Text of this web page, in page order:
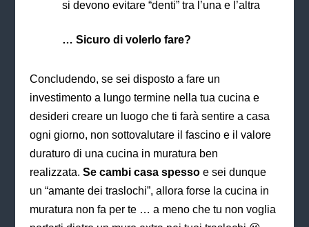
si devono evitare “denti” tra l’una e l’altra
… Sicuro di volerlo fare?
Concludendo, se sei disposto a fare un
investimento a lungo termine nella tua cucina e
desideri creare un luogo che ti farà sentire a casa
ogni giorno, non sottovalutare il fascino e il valore
duraturo di una cucina in muratura ben
realizzata. Se cambi casa spessoe sei dunque
un “amante dei traslochi”, allora forse la cucina in
muratura non fa per te … a meno che tu non voglia